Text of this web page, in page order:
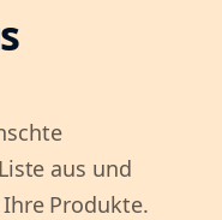
aus und
Produkte.